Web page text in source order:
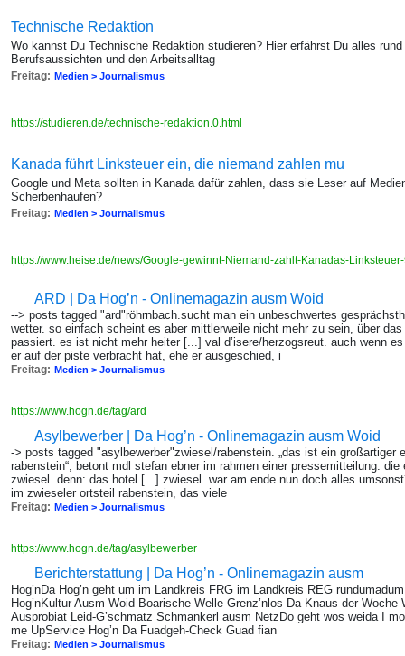
Technische Redaktion
Wo kannst Du Technische Redaktion studieren? Hier erfährst Du alles
Berufsaussichten und den Arbeitsalltag
Freitag: Medien > Journalismus
https://studieren.de/technische-redaktion.0.html
Kanada führt Linksteuer ein, die niemand zahlen mu
Google und Meta sollten in Kanada dafür zahlen, dass sie Leser auf
Scherbenhaufen?
Freitag: Medien > Journalismus
https://www.heise.de/news/Google-gewinnt-Niemand-zahlt-Kanadas-
ARD | Da Hog’n - Onlinemagazin ausm Woid
--> posts tagged "ard"röhrnbach.sucht man ein unbeschwertes
wetter. so einfach scheint es aber mittlerweile nicht mehr zu sein, über
passiert. es ist nicht mehr heiter [...] val d’isere/herzogsreut. auch wenn
er auf der piste verbracht hat, ehe er ausgeschied, i
Freitag: Medien > Journalismus
https://www.hogn.de/tag/ard
Asylbewerber | Da Hog’n - Onlinemagazin ausm Woid
-> posts tagged "asylbewerber"zwiesel/rabenstein. „das ist ein großartiger
rabenstein“, betont mdl stefan ebner im rahmen einer pressemitteilung.
zwiesel. denn: das hotel [...] zwiesel. war am ende nun doch alles
im zwieseler ortsteil rabenstein, das viele
Freitag: Medien > Journalismus
https://www.hogn.de/tag/asylbewerber
Berichterstattung | Da Hog’n - Onlinemagazin ausm
Hog’nDa Hog’n geht um im Landkreis FRG im Landkreis REG
Hog’nKultur Ausm Woid Boarische Welle Grenz’nlos Da Knaus der
Ausprobiat Leid-G’schmatz Schmankerl ausm NetzDo geht wos weida I
me UpService Hog’n Da Fuadgeh-Check Guad fian
Freitag: Medien > Journalismus